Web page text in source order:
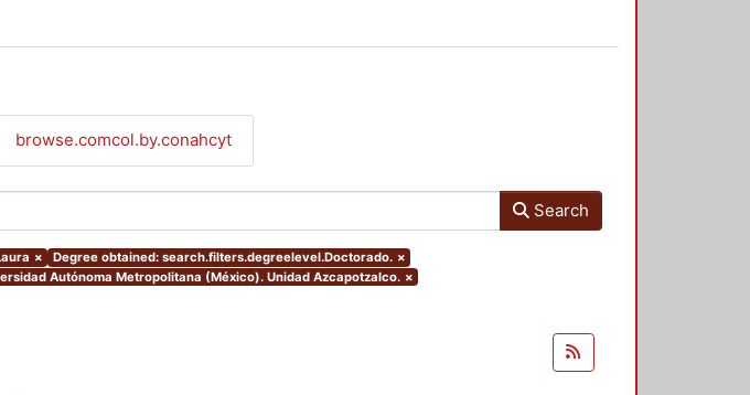
browse.comcol.by.conahcyt
Search
× Degree obtained: search.filters.degreelevel.Doctorado. ×
Autónoma Metropolitana (México). Unidad Azcapotzalco. ×